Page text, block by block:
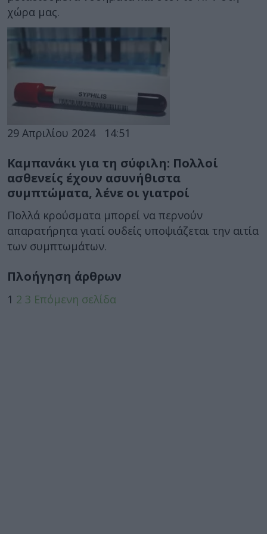
χώρα μας.
29 Απριλίου 2024 14:51
Καμπανάκι για τη σύφιλη: Πολλοί
ασθενείς έχουν ασυνήθιστα
συμπτώματα, λένε οι γιατροί
Πολλά κρούσματα μπορεί να περνούν
απαρατήρητα γιατί ουδείς υποψιάζεται την αιτία
των συμπτωμάτων.
Πλοήγηση άρθρων
1 2 3 Επόμενη σελίδα